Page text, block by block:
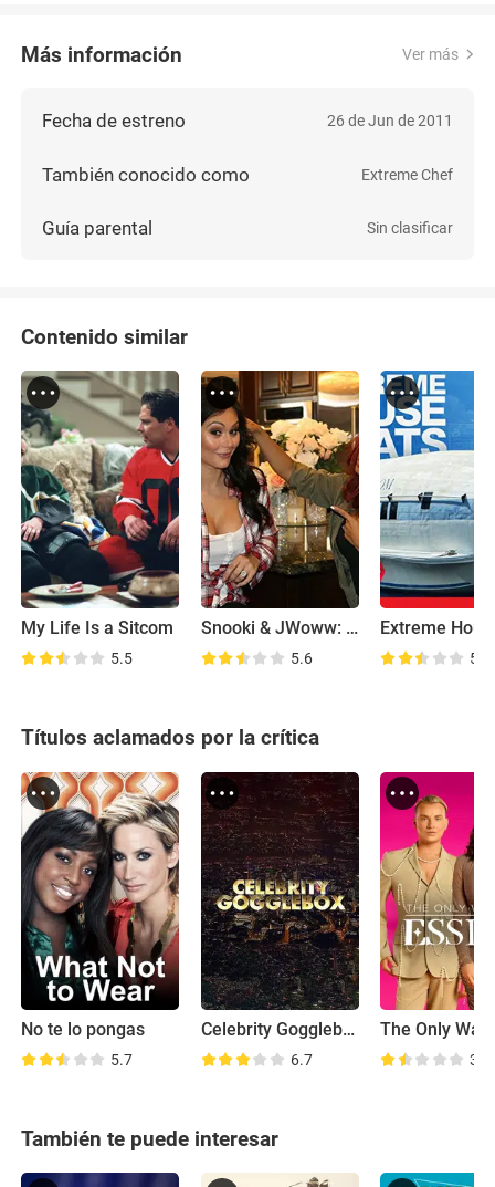
Más información Ver más
Fecha de estreno 26 de Jun de 2011
También conocido como Extreme Chef
Guía parental Sin clasificar
Contenido similar
My Life Is a Sitcom
5.5
Snooki & JWoww: Moms with Attitude
5.6 5.6
Títulos aclamados por la crítica
No te lo pongas
5.7
Celebrity Gogglebox
6.7 3.2
También te puede interesar